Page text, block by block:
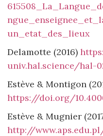
un_etat_des_lieux
Delamotte (2016)
univ.hal.science/hal-
Estève & Montigon
https://doi.org/
Estève & Mugnier
http://